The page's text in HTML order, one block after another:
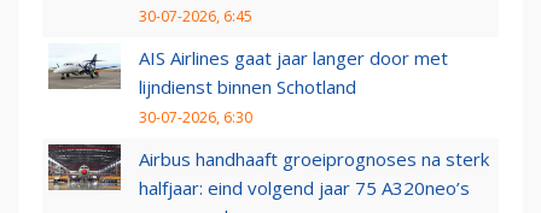
30-07-2026, 6:45
AIS Airlines gaat jaar langer door met
lijndienst binnen Schotland
30-07-2026, 6:30
Airbus handhaaft groeiprognoses na sterk
halfjaar: eind volgend jaar 75 A320neo’s